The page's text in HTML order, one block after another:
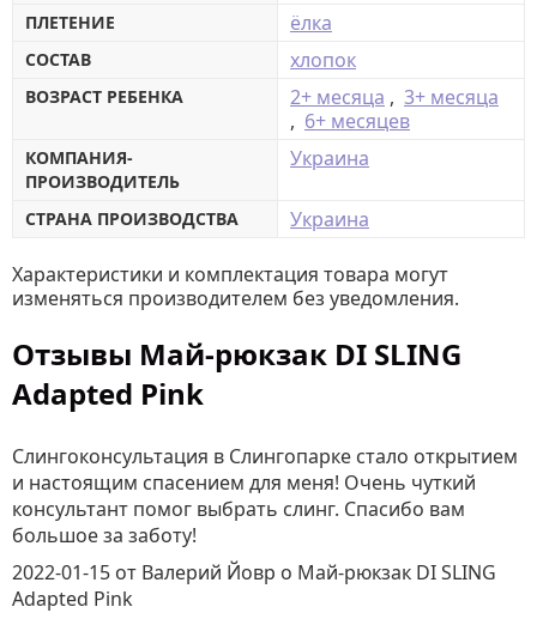
ПЛЕТЕНИЕ ёлка
СОСТАВ хлопок
ВОЗРАСТ РЕБЕНКА 2+ месяца , 3+ месяца
, 6+ месяцев
КОМПАНИЯ-
ПРОИЗВОДИТЕЛЬ
Украина
СТРАНА ПРОИЗВОДСТВА Украина
Характеристики и комплектация товара могут
изменяться производителем без уведомления.
Отзывы Май-рюкзак DI SLING
Adapted Pink
Слингоконсультация в Слингопарке стало открытием
и настоящим спасением для меня! Очень чуткий
консультант помог выбрать слинг. Спасибо вам
большое за заботу!
2022-01-15 от Валерий Йовр о Май-рюкзак DI SLING
Adapted Pink